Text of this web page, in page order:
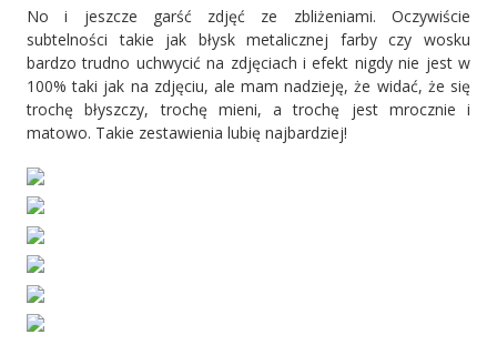
No i jeszcze garść zdjęć ze zbliżeniami. Oczywiście
subtelności takie jak błysk metalicznej farby czy wosku
bardzo trudno uchwycić na zdjęciach i efekt nigdy nie jest w
100% taki jak na zdjęciu, ale mam nadzieję, że widać, że się
trochę błyszczy, trochę mieni, a trochę jest mrocznie i
matowo. Takie zestawienia lubię najbardziej!